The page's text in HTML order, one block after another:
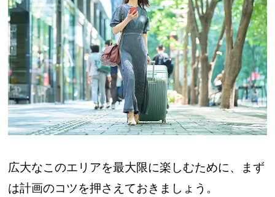
広大なこのエリアを最大限に楽しむために、まず
は計画のコツを押さえておきましょう。